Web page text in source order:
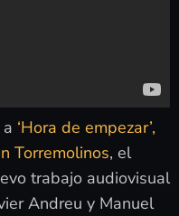
‘Hora de empezar’,
Torremolinos, el
trabajo audiovisual
Andreu y Manuel